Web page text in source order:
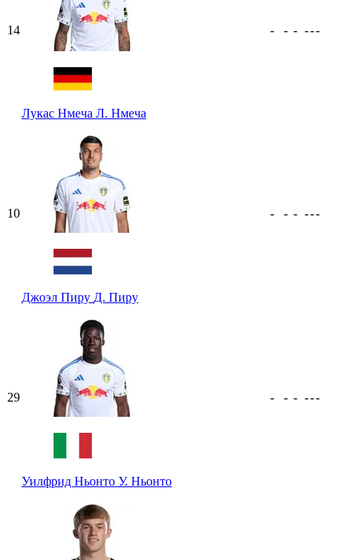
14
Лукас Нмеча Л. Нмеча
- - - ---
10
Джоэл Пиру Д. Пиру
- - - ---
29
Уилфрид Ньонто У. Ньонто
- - - ---